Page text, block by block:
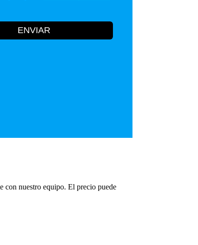
ENVIAR
con nuestro equipo. El precio puede